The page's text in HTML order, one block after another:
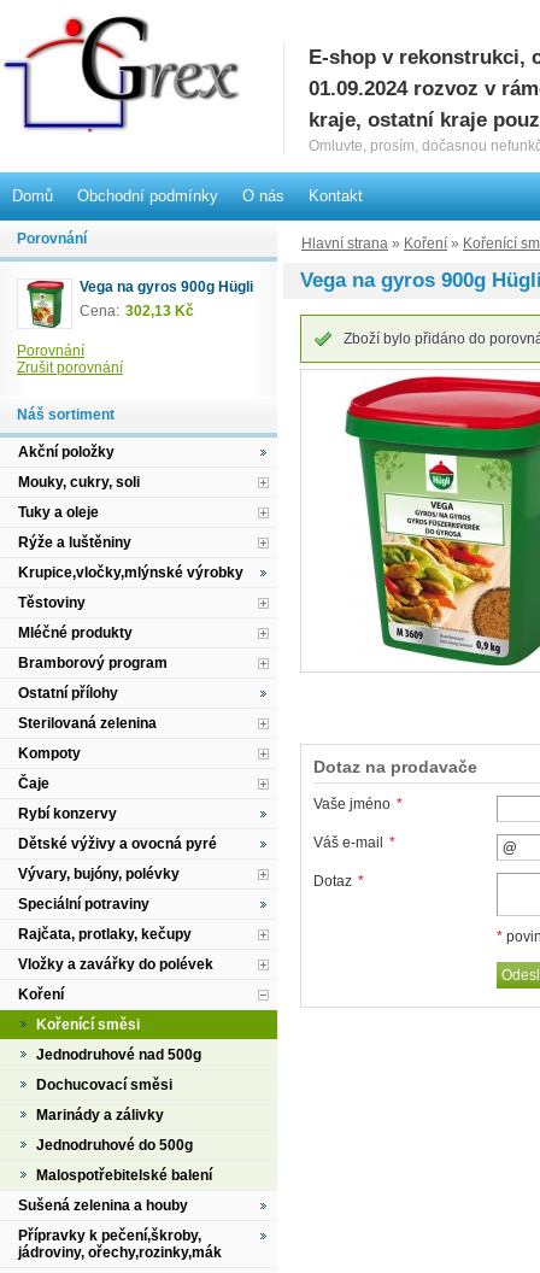
Hlavní strana » Koření » Kořenící
Vega na gyros 900g
Zboží bylo přidáno do
Dotaz na prodavače
Vaše jméno *
Váš e-mail *
Dotaz *
*
Porovnání
Vega na gyros 900g Hügli
Cena: 302,13 Kč
Porovnání
Zrušit porovnání
Náš sortiment
Akční položky
Mouky, cukry, soli
Tuky a oleje
Rýže a luštěniny
Krupice,vločky,mlýnské výrobky
Těstoviny
Mléčné produkty
Bramborový program
Ostatní přílohy
Sterilovaná zelenina
Kompoty
Čaje
Rybí konzervy
Dětské výživy a ovocná pyré
Vývary, bujóny, polévky
Speciální potraviny
Rajčata, protlaky, kečupy
Vložky a zavářky do polévek
Koření
Kořenící směsi
Jednodruhové nad 500g
Dochucovací směsi
Marinády a zálivky
Jednodruhové do 500g
Malospotřebitelské balení
Sušená zelenina a houby
Přípravky k pečení,škroby,
jádroviny, ořechy,rozinky,mák
G
E-shop v rekonstrukci,
01.09.2024 rozvoz v
kraje, ostatní kraje
Omluvte, prosím, dočasnou
Domů Obchodní podmínky O nás Kontakt